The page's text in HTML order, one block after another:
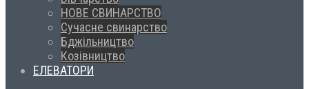
НОВЕ СВИНАРСТВО
Сучасне свинарство
Бджільництво
Козівництво
ЕЛЕВАТОРИ